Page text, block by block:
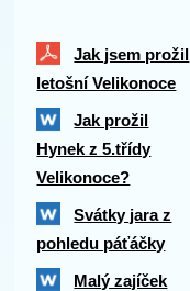
Jak jsem prožil
letošní Velikonoce
Jak prožil
Hynek z 5.třídy
Velikonoce?
Svátky jara z
pohledu páťáčky
Malý zajíček